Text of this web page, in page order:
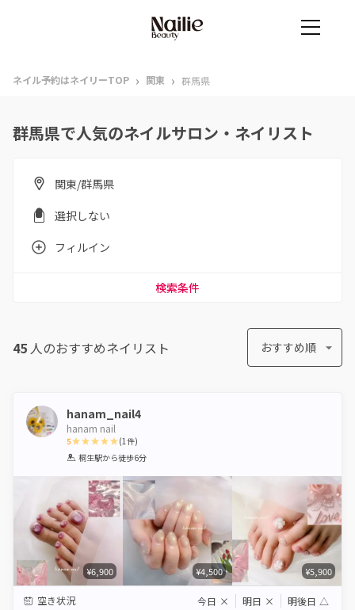
ネイル予約はネイリーTOP › 関東 › 群馬県
群馬県で人気のネイルサロン・ネイリスト
関東/群馬県
選択しない
フィルイン
検索条件
45 人のおすすめネイリスト おすすめ順
hanam_nail4
hanam nail
5
1 2 3 4 5
(1件)
桐生駅から徒歩6分
¥6,900 ¥4,500 ¥5,900
空き状況 今日 × 明日 × 明後日 △